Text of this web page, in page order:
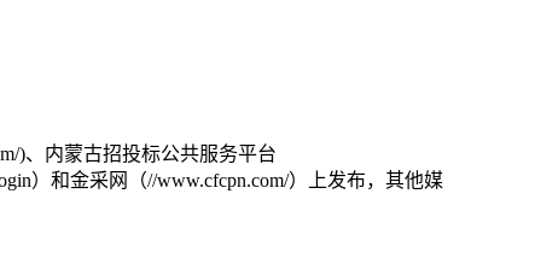
)、内蒙古招投标公共服务平台
）和金采网（//www.cfcpn.com/）上发布，其他媒